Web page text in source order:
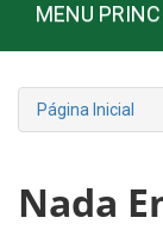
MENU
Página Inicial
Nada